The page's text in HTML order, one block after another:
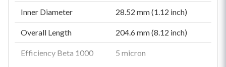
Inner Diameter 28.52 mm (1.12 inch)
Overall Length 204.6 mm (8.12 inch)
Efficiency Beta 1000 5 micron